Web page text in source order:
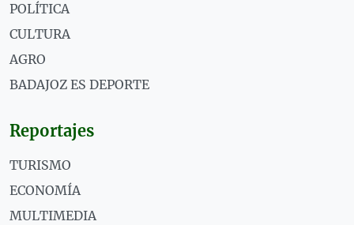
POLÍTICA
CULTURA
AGRO
BADAJOZ ES DEPORTE
Reportajes
TURISMO
ECONOMÍA
MULTIMEDIA